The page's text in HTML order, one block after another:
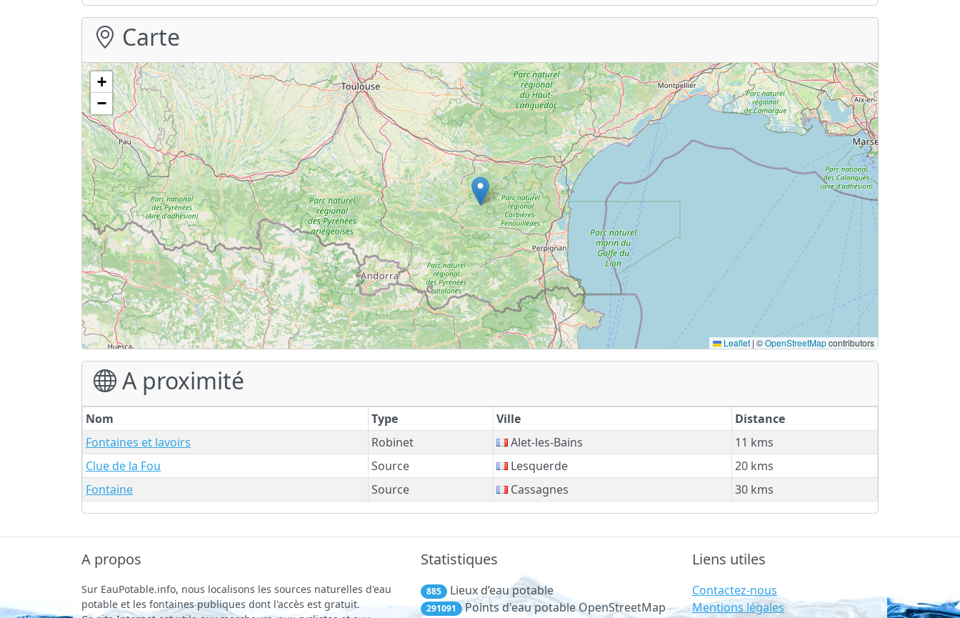
Carte
+
−
Leaflet | ©OpenStreetMapcontributors
A proximité
Nom Type Ville
Distance
Fontaines et lavoirs
Robinet Alet-les-Bains
11 kms
Clue de la Fou
Source Lesquerde
20 kms
Fontaine
Source Cassagnes 30 kms
A propos
Sur EauPotable.info, nous localisons les sources naturelles d'eau
potable et les fontaines publiques dont l'accès est gratuit.
Statistiques
885 Lieux d’eau potable
291091 Points d'eau potable OpenStreetMap
Liens utiles
Contactez-nous
Mentions légales